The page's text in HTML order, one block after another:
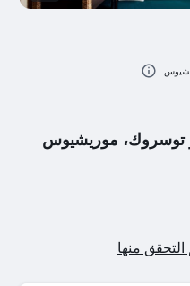
توسروك، موريشيوس